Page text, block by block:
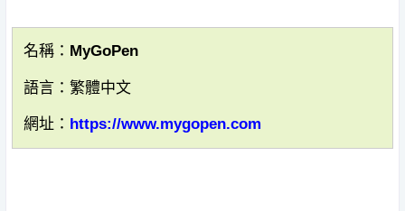
名稱：MyGoPen
語言：繁體中文
網址： https://www.mygopen.com